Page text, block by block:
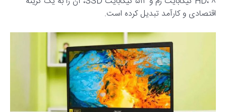
اقتصادی و کارآمد تبدیل کرده است.